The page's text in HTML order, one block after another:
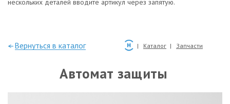
нескольких деталей вводите артикул через запятую.
—Вернуться в каталог Каталог Запчасти
Автомат защиты